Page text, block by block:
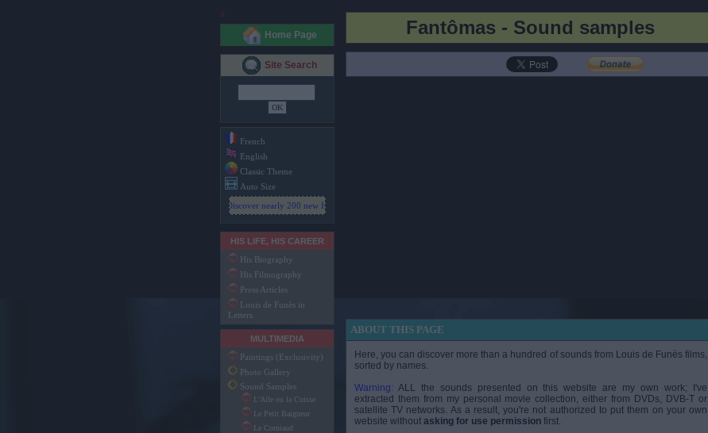
x
Home Page
Site Search
French
English
Classic Theme
Auto Size
Discover nearly 200 new HD photos from
HIS LIFE, HIS CAREER
His Biography
His Filmography
Press Articles
Louis de Funès in
Letters
MULTIMEDIA
Paintings (Exclusivity)
Photo Gallery
Sound Samples
L'Aile ou la Cuisse
Le Petit Baigneur
Le Corniaud
Fantômas - Sound samples
ABOUT THIS PAGE
Here, you can discover more than a hundred of sounds from Louis de Funès films,
sorted by names.
Warning: ALL the sounds presented on this website are my own work; I've
extracted them from my personal movie collection, either from DVDs, DVB-T or
satellite TV networks. As a result, you're not authorized to put them on your own
website without asking for use permissionfirst.